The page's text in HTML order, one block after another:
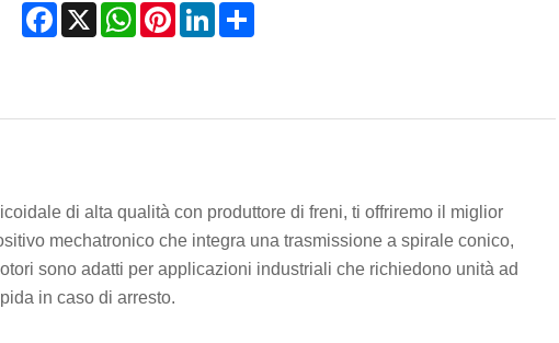
Facebook
X WhatsApp
PinterestLinkedInShare
di alta qualità con produttore di freni, ti offriremo il miglior
mechatronico che integra una trasmissione a spirale conico,
sono adatti per applicazioni industriali che richiedono unità ad
in caso di arresto.